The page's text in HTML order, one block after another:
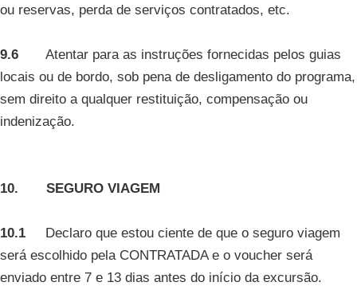
ou reservas, perda de serviços contratados, etc.
9.6 Atentar para as instruções fornecidas pelos guias
locais ou de bordo, sob pena de desligamento do programa,
sem direito a qualquer restituição, compensação ou
indenização.
10. SEGURO VIAGEM
10.1 Declaro que estou ciente de que o seguro viagem
será escolhido pela CONTRATADA e o voucher será
enviado entre 7 e 13 dias antes do início da excursão.